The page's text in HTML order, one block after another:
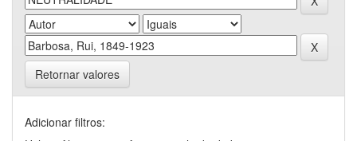
Retornar valores
Adicionar filtros: